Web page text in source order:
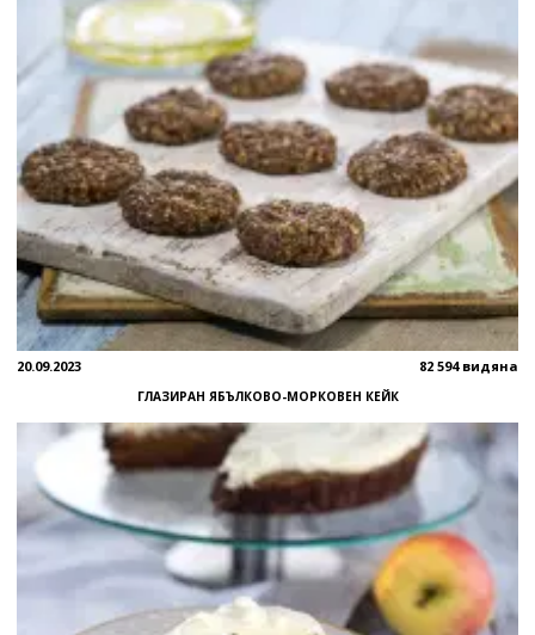
20.09.2023 82 594 видяна
ГЛАЗИРАН ЯБЪЛКОВО-МОРКОВЕН КЕЙК